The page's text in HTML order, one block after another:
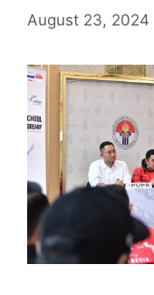
August 23, 2024